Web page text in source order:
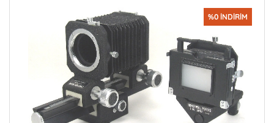
%0 İNDİRİM